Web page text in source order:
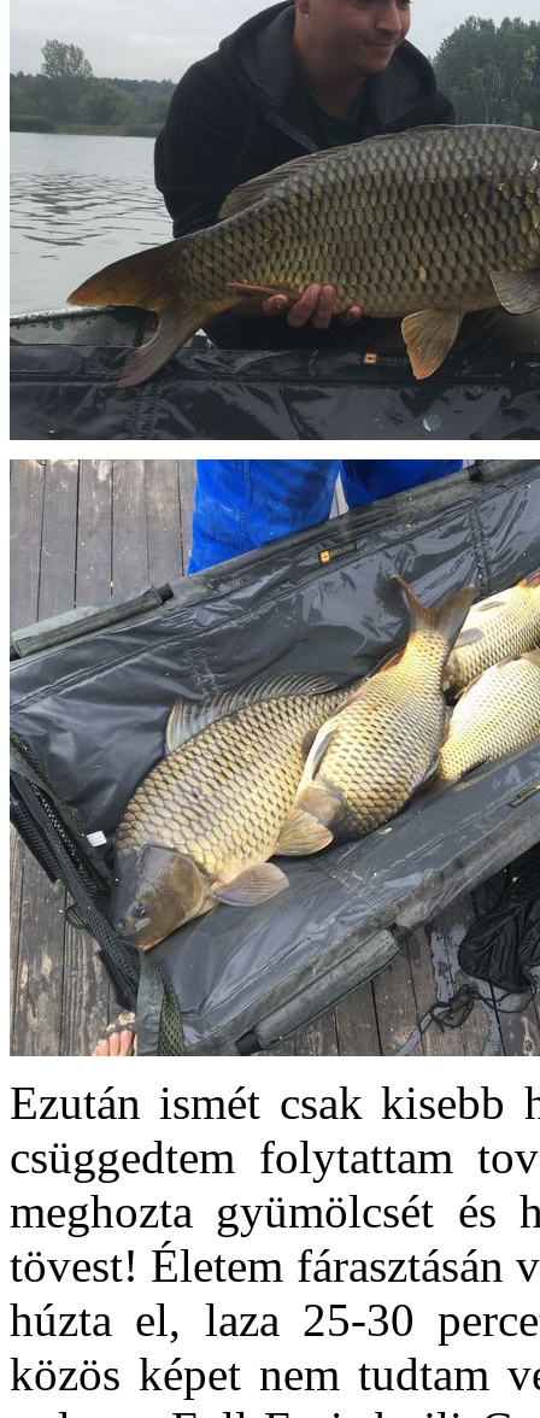
Ezután ismét csak kisebb
csüggedtem folytattam
meghozta gyümölcsét és
tövest! Életem
húzta el, laza 25-30
közös képet nem tudtam